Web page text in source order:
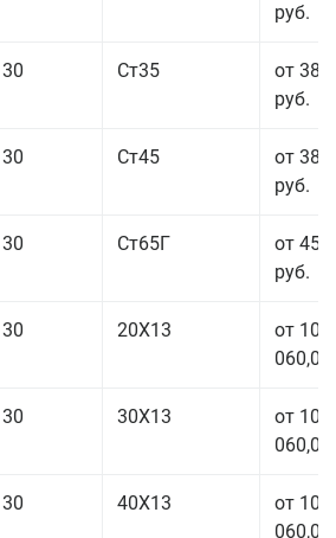
руб.
30 Ст35
от 38
руб.
30 Ст45
от 38
руб.
30 Ст65Г
от 45
руб.
30 20Х13
от 101
060,00
30 30Х13
от 101
060,00
30 40Х13
от 101
060,00